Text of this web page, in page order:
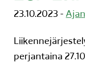
23.10.2023 -
perjantaina